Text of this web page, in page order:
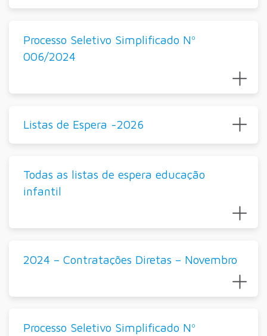
Processo Seletivo Simplificado Nº
006/2024
Listas de Espera -2026
Todas as listas de espera educação
infantil
2024 – Contratações Diretas – Novembro
Processo Seletivo Simplificado Nº